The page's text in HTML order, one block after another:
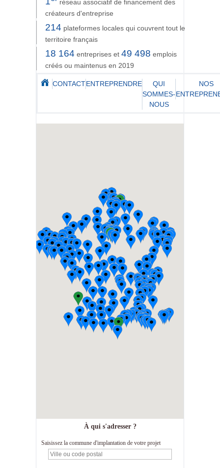
réseau associatif de financement des
créateurs d'entreprise
214 plateformes locales qui couvrent tout le
territoire français
18 164 entreprises et 49 498 emplois
créés ou maintenus en 2019
CONTACTENTREPRENDRE
QUI
SOMMES-
NOUS
NOS